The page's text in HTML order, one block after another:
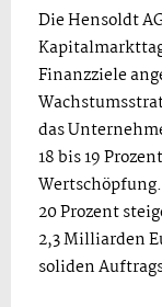
Die Hensoldt
Finanzziele
das
18 bis 19
20 Prozent
2,3 Milliarden
soliden